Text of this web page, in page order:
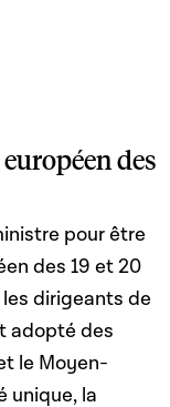
des
pour être
des 19 et 20
dirigeants de
adopté des
le Moyen-
unique, la